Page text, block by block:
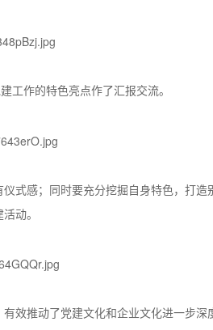
工作的特色亮点作了汇报交流。
式感；同时要充分挖掘自身特色，打
动。
效推动了党建文化和企业文化进一步